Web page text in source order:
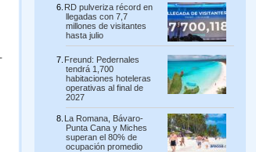
RD pulveriza récord en
llegadas con 7,7
millones de visitantes
hasta julio
Freund: Pedernales
tendrá 1,700
habitaciones hoteleras
operativas al final de
2027
La Romana, Bávaro-
Punta Cana y Miches
superan el 80% de
ocupación promedio